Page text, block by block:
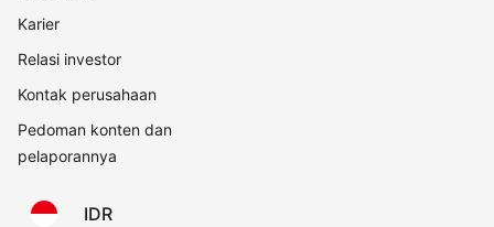
Karier
Relasi investor
Kontak perusahaan
Pedoman konten dan
pelaporannya
IDR